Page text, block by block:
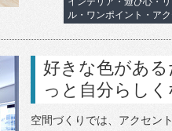
ル・ワンポイント・アク
好きな色があ
っと自分らしく
空間づくりでは、アクセン